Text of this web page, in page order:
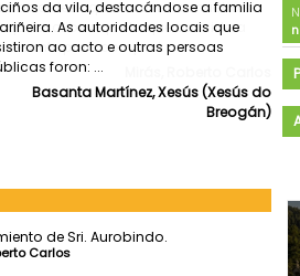
de cualquiera de sus obras. No
a decir que ha escrito mucho si
que escribe aquello que considera
para compart...
Mirás, Roberto Carlos
de Sri. Aurobindo.
Carlos